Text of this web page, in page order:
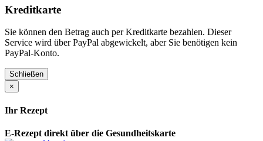
Kreditkarte
Sie können den Betrag auch per Kreditkarte bezahlen. Dieser
Service wird über PayPal abgewickelt, aber Sie benötigen kein
PayPal-Konto.
Schließen
×
Ihr Rezept
E-Rezept direkt über die Gesundheitskarte